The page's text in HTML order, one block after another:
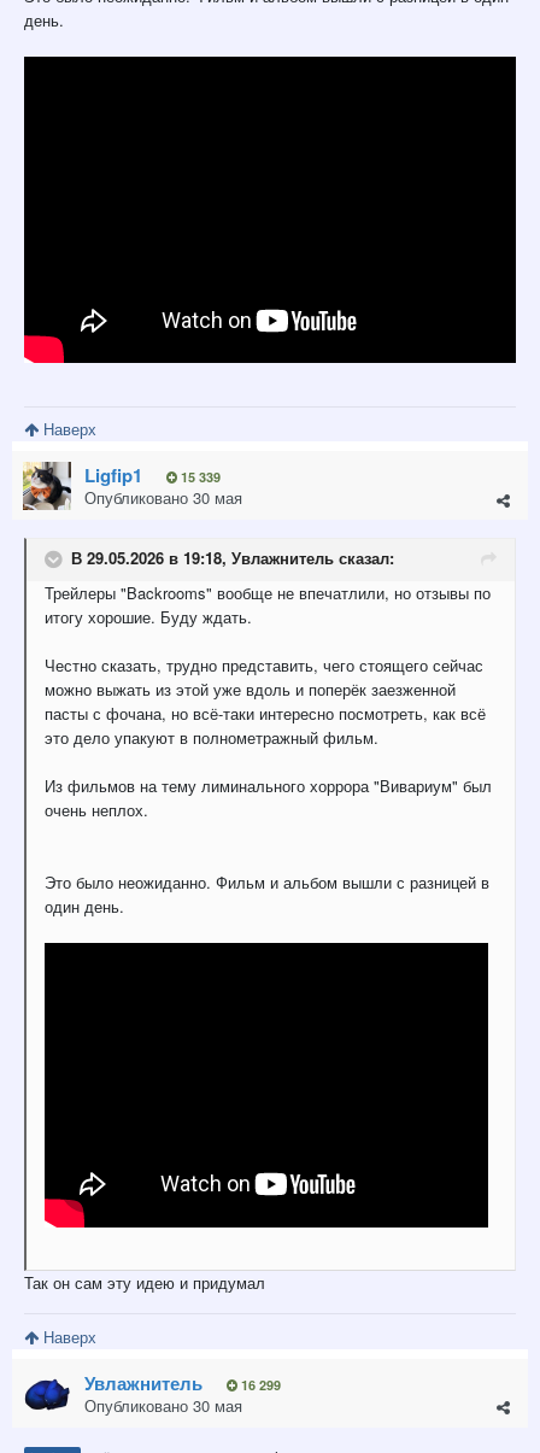
день.
Наверх
Ligfip1 15 339
Опубликовано 30 мая
В 29.05.2026 в 19:18, Увлажнитель сказал:
Трейлеры "Backrooms" вообще не впечатлили, но отзывы по
итогу хорошие. Буду ждать.
Честно сказать, трудно представить, чего стоящего сейчас
можно выжать из этой уже вдоль и поперёк заезженной
пасты с фочана, но всё-таки интересно посмотреть, как всё
это дело упакуют в полнометражный фильм.
Из фильмов на тему лиминального хоррора "Вивариум" был
очень неплох.
Это было неожиданно. Фильм и альбом вышли с разницей в
один день.
Так он сам эту идею и придумал
Наверх
Увлажнитель 16 299
Опубликовано 30 мая